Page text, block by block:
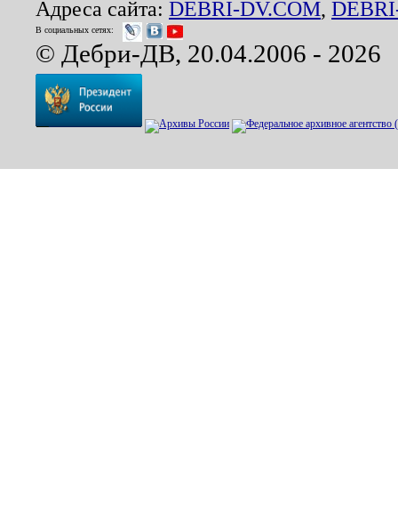
Адреса сайта: DEBRI-DV.COM,
В социальных сетях:
© Дебри-ДВ, 20.04.2006 - 2026